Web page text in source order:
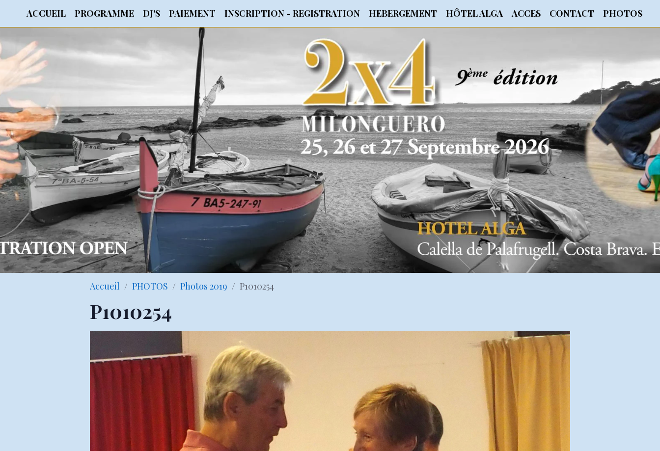
ACCUEIL PROGRAMME DJ'S PAIEMENT INSCRIPTION - REGISTRATION HEBERGEMENT HÔTEL ALGA ACCES CONTACT PHOTOS
Accueil PHOTOS Photos 2019 P1010254
P1010254